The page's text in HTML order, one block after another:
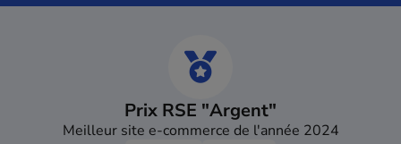
Prix RSE "Argent"
Meilleur site e-commerce de l'année 2024